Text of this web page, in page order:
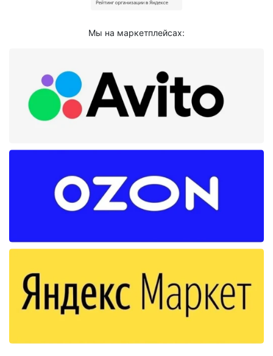
Мы на маркетплейсах: